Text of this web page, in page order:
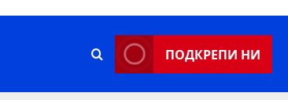
ПОДКРЕПИ НИ